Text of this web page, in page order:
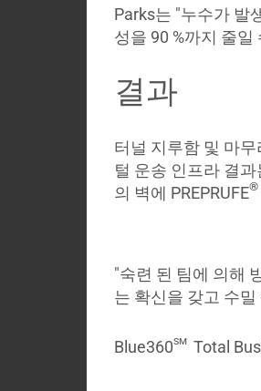
Parks는 "누수가 발
성을 90 %까지 줄
결과
터널 지루함 및 마
털 운송 인프라 결
의 벽에 PREPRUFE®
"숙련 된 팀에 의해
는 확신을 갖고 수
Blue360sm Total